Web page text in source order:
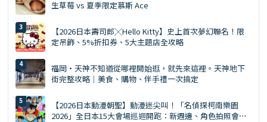
生草莓 vs 夏季限定慕斯 Ace
【2026日本壽司郎╳Hello Kitty】史上首次夢幻聯名！限
定吊飾、5%折扣券、5大主題店全攻略
福岡・天神不知道從哪裡開始逛，就先來這裡。天神地下
街完整攻略｜美食、購物、伴手禮一次搞定
【2026日本動漫朝聖】動漫迷尖叫！「名偵探柯南樂園
2026」全日本15大會場巡迴開跑：新週邊、角色拍照會、